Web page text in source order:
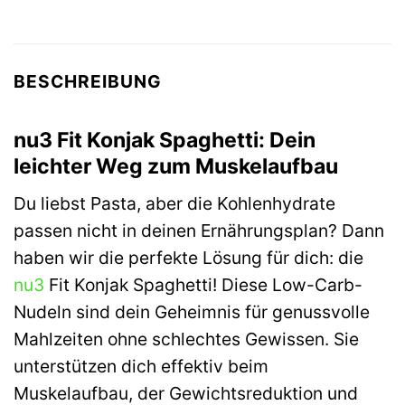
BESCHREIBUNG
nu3 Fit Konjak Spaghetti: Dein
leichter Weg zum Muskelaufbau
Du liebst Pasta, aber die Kohlenhydrate
passen nicht in deinen Ernährungsplan? Dann
haben wir die perfekte Lösung für dich: die
nu3 Fit Konjak Spaghetti! Diese Low-Carb-
Nudeln sind dein Geheimnis für genussvolle
Mahlzeiten ohne schlechtes Gewissen. Sie
unterstützen dich effektiv beim
Muskelaufbau, der Gewichtsreduktion und